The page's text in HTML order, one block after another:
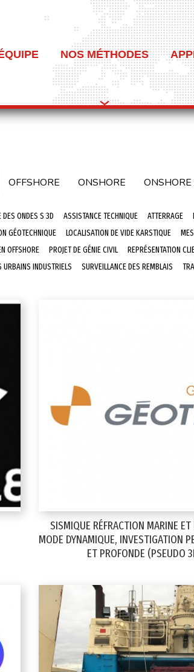
NOS MÉTHODES
OFFSHORE ONSHORE
DES ONDES S 3D ASSISTANCE TECHNIQUE ATTERRAGE
GÉOTECHNIQUE LOCALISATION DE VIDE KARSTIQUE
OFFSHORE PROJET DE GÉNIE CIVIL REPRÉSENTATION
URBAINS INDUSTRIELS SURVEILLANCE DES REMBLAIS
SISMIQUE RÉFRACTION MARINE
MODE DYNAMIQUE, INVESTIGATION
ET PROFONDE (PSEUDO